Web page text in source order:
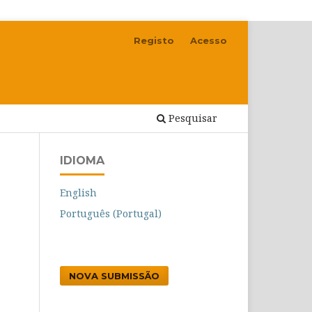
Pesquisar
Registo Acesso
IDIOMA
English
Português (Portugal)
NOVA SUBMISSÃO